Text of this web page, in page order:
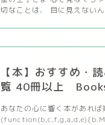
切なことは、 目に見えない
【本】おすすめ・
覧 40冊以上
あなたの心に響く本があれ